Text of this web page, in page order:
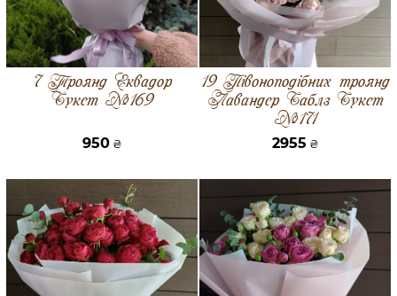
7 Троянд Еквадор
Букет №169
950₴
19 Півоноподібних троянд
Лавандер Баблз Букет
№171
2955 ₴